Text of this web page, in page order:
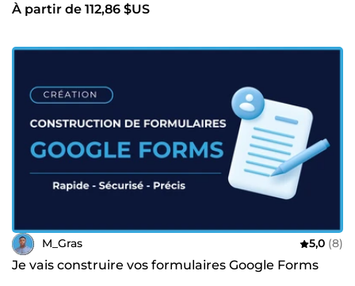
À partir de 112,86 $US
M_Gras 5,0 (8)
Je vais construire vos formulaires Google Forms